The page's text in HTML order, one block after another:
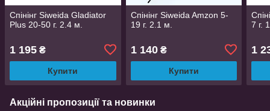
Спінінг Siweida Gladiator
Plus 20-50 г. 2.4 м.
1 195 ₴
Купити
Спінінг Siweida Amzon 5-
19 г. 2.1 м.
1 140₴
Купити
7 г.
1
Акційні пропозиції та новинки